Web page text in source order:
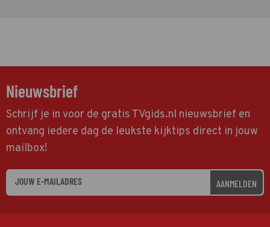
Nieuwsbrief
Schrijf je in voor de gratis TVgids.nl nieuwsbrief en
ontvang iedere dag de leukste kijktips direct in jouw
mailbox!
AANMELDEN